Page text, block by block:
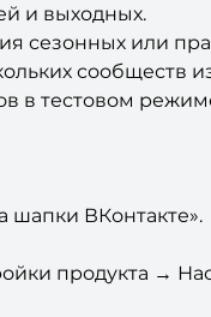
и выходных.
сезонных или
сообществ
в тестовом
шапки ВКонтакте».
продукта →